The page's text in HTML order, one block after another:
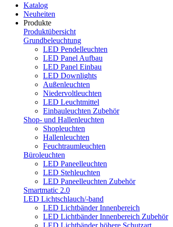
Katalog
Neuheiten
Produkte
Produktübersicht
Grundbeleuchtung
LED Pendelleuchten
LED Panel Aufbau
LED Panel Einbau
LED Downlights
Außenleuchten
Niedervoltleuchten
LED Leuchtmittel
Einbauleuchten Zubehör
Shop- und Hallenleuchten
Shopleuchten
Hallenleuchten
Feuchtraumleuchten
Büroleuchten
LED Paneelleuchten
LED Stehleuchten
LED Paneelleuchten Zubehör
Smartmatic 2.0
LED Lichtschlauch/-band
LED Lichtbänder Innenbereich
LED Lichtbänder Innenbereich Zubehör
LED Lichtbänder höhere Schutzart